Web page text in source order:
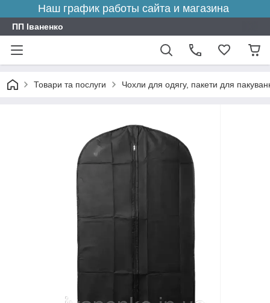
Наш график работы сайта и магазина
ПП Іваненко
Товари та послуги Чохли для одягу, пакети для